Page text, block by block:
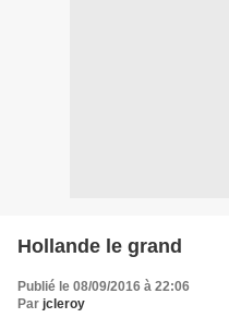
Hollande le grand
Publié le 08/09/2016 à 22:06
Par jcleroy